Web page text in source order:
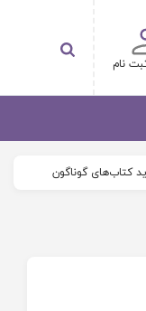
نام
کتاب‌های گوناگون